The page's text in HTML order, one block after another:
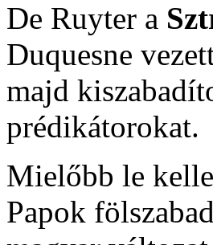
De Ruyter a
Duquesne
majd
prédikátorokat.
Mielőbb le
Papok